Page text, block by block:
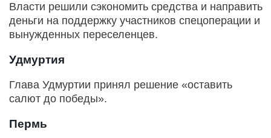
Власти решили сэкономить средства и направить
деньги на поддержку участников спецоперации и
вынужденных переселенцев.
Удмуртия
Глава Удмуртии принял решение «оставить
салют до победы».
Пермь